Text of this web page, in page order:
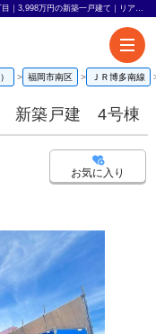
Adoble鶴田2丁目8期 新築戸建 4号棟 福岡県福岡市南区鶴田2丁目｜3,998万円の新築一戸建て｜リアルティストア
福岡市南区 ＪＲ博多南線
新築戸建 4号棟
お気に入り